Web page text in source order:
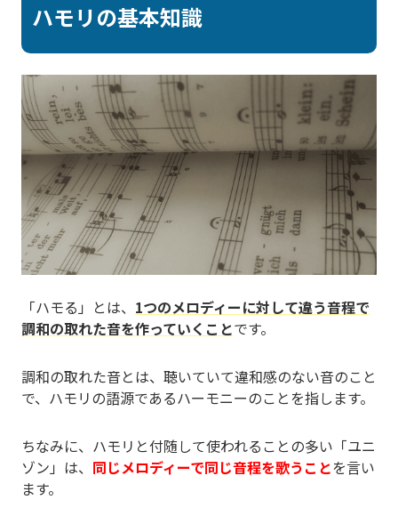
ハモリの基本知識
「ハモる」とは、 1つのメロディーに対して違う音程で
調和の取れた音を作っていくことです。
調和の取れた音とは、聴いていて違和感のない音のこと
で、ハモリの語源であるハーモニーのことを指します。
ちなみに、ハモリと付随して使われることの多い「ユニ
ゾン」は、 同じメロディーで同じ音程を歌うことを言い
ます。